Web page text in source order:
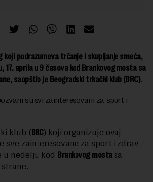
koji podrazumeva trčanje i skupljanje smeća,
17. aprila u 9 časova kod Brankovog mosta sa
saopštio je Beogradski trkački klub (BRC).
su svi zainteresovani za sport i
klub ( BRC) koji organizuje ovaj
sve zainteresovane za sport i zdrav
u nedelju kod Brankovog mostasa